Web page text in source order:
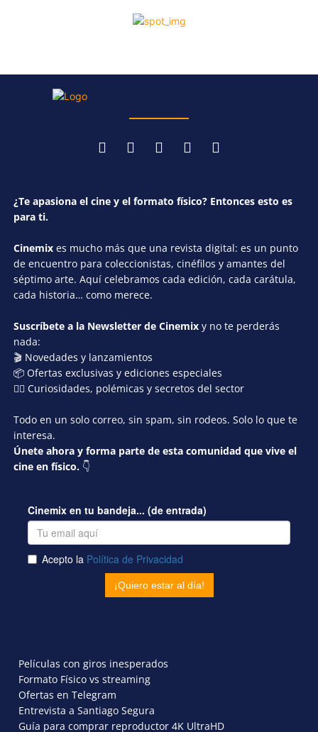
¿Te apasiona el cine y el formato físico? Entonces esto es
para ti.
Cinemix es mucho más que una revista digital: es un punto
de encuentro para coleccionistas, cinéfilos y amantes del
séptimo arte. Aquí celebramos cada edición, cada carátula,
cada historia… como merece.
Suscríbete a la Newsletter de Cinemix y no te perderás
nada:
🎬 Novedades y lanzamientos
📦 Ofertas exclusivas y ediciones especiales
🕵️‍♂️ Curiosidades, polémicas y secretos del sector
Todo en un solo correo, sin spam, sin rodeos. Solo lo que te
interesa.
Únete ahora y forma parte de esta comunidad que vive el
cine en físico. 👇
Películas con giros inesperados
Formato Físico vs streaming
Ofertas en Telegram
Entrevista a Santiago Segura
Guía para comprar reproductor 4K UltraHD